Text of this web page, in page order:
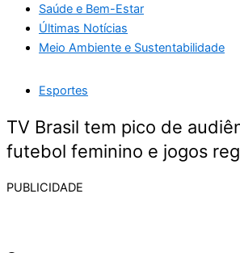
Saúde e Bem-Estar
Últimas Notícias
Meio Ambiente e Sustentabilidade
Esportes
TV Brasil tem pico de
futebol feminino e jogos
PUBLICIDADE